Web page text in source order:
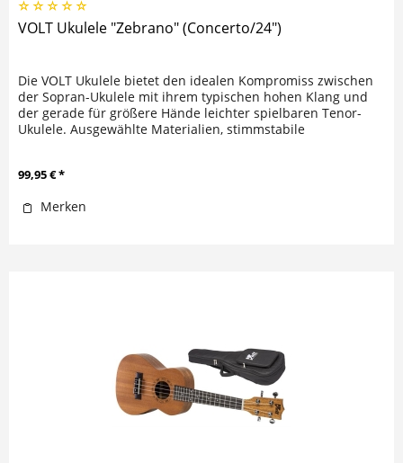
VOLT Ukulele "Zebrano" (Concerto/24")
Die VOLT Ukulele bietet den idealen Kompromiss zwischen
der Sopran-Ukulele mit ihrem typischen hohen Klang und
der gerade für größere Hände leichter spielbaren Tenor-
Ukulele. Ausgewählte Materialien, stimmstabile
99,95 € *
Merken